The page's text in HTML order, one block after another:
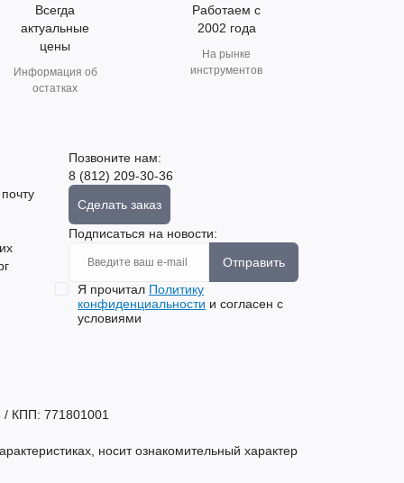
Всегда
актуальные
цены
Информация об
остатках
Работаем с
2002 года
На рынке
инструментов
Позвоните нам:
8 (812) 209-30-36
Сделать заказ
Подписаться на новости:
Отправить
Я прочитал Политику
конфиденциальности и согласен с
условиями
КПП: 771801001
носит ознакомительный характер